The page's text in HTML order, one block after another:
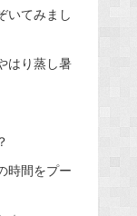
いてみまし
はり蒸し暑
時間をプー